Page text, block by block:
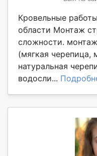
Кровельные
области Монтаж
сложности.
(мягкая черепица,
натуральная
водосли...